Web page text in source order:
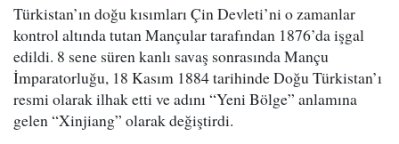
Türkistan’ın doğu kısımları Çin Devleti’ni o zamanlar
kontrol altında tutan Mançular tarafından 1876’da işgal
edildi. 8 sene süren kanlı savaş sonrasında Mançu
İmparatorluğu, 18 Kasım 1884 tarihinde Doğu Türkistan’ı
resmi olarak ilhak etti ve adını “Yeni Bölge” anlamına
gelen “Xinjiang” olarak değiştirdi.